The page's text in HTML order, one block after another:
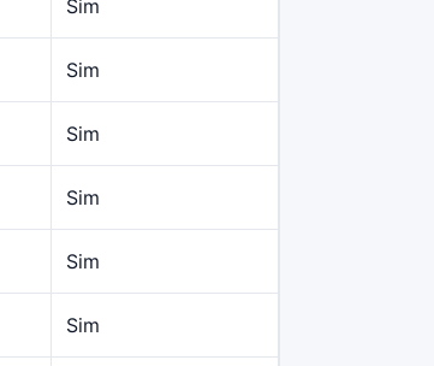
Sim
Sim
Sim
Sim
Sim
Sim